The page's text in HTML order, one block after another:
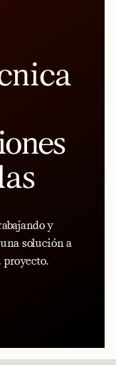
y
solución a
proyecto.